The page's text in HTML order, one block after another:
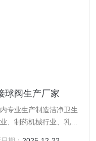
球阀生产厂家
专业生产制造洁净卫生
、制药机械行业、乳制